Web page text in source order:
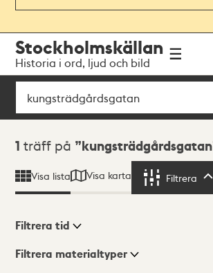
navigationen
huvudinnehållet
Stockholmskällan
Historia i ord, ljud och bild
Sök
Sökresultat
1 träff på kungsträdgårdsgatan
Visa lista Visa karta Filtrera
Visningsläge
Filtrera tid
Filtrera materialtyper